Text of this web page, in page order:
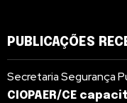
PUBLICAÇÕES
Secretaria Segurança
CIOPAER/CE